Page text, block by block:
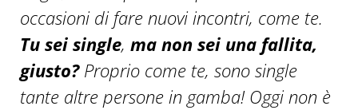
occasioni di fare nuovi incontri, come te.
Tu sei single, ma non sei una fallita,
giusto?Proprio come te, sono single
tante altre persone in gamba! Oggi non è